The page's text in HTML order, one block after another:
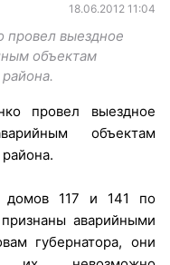
18.06.2012 11:04
провел выездное
объектам
провел выездное
объектам
домов 117 и 141 по
аварийными
губернатора, они